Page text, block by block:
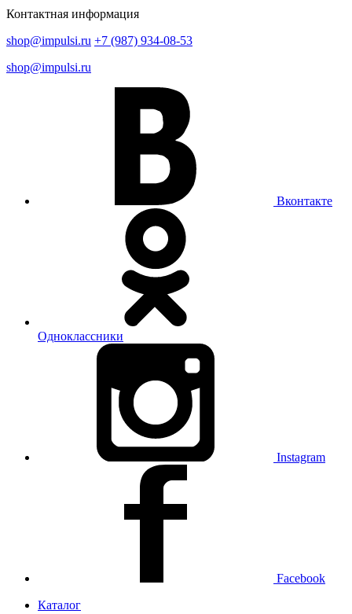
Контактная информация
shop@impulsi.ru +7 (987) 934-08-53
shop@impulsi.ru
Вконтакте
Одноклассники
Instagram
Facebook
Каталог